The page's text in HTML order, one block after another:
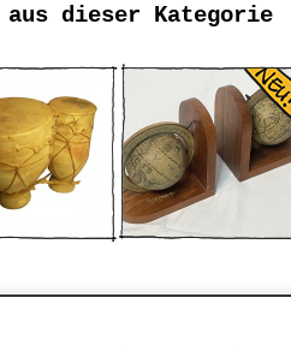
dieser Kategorie